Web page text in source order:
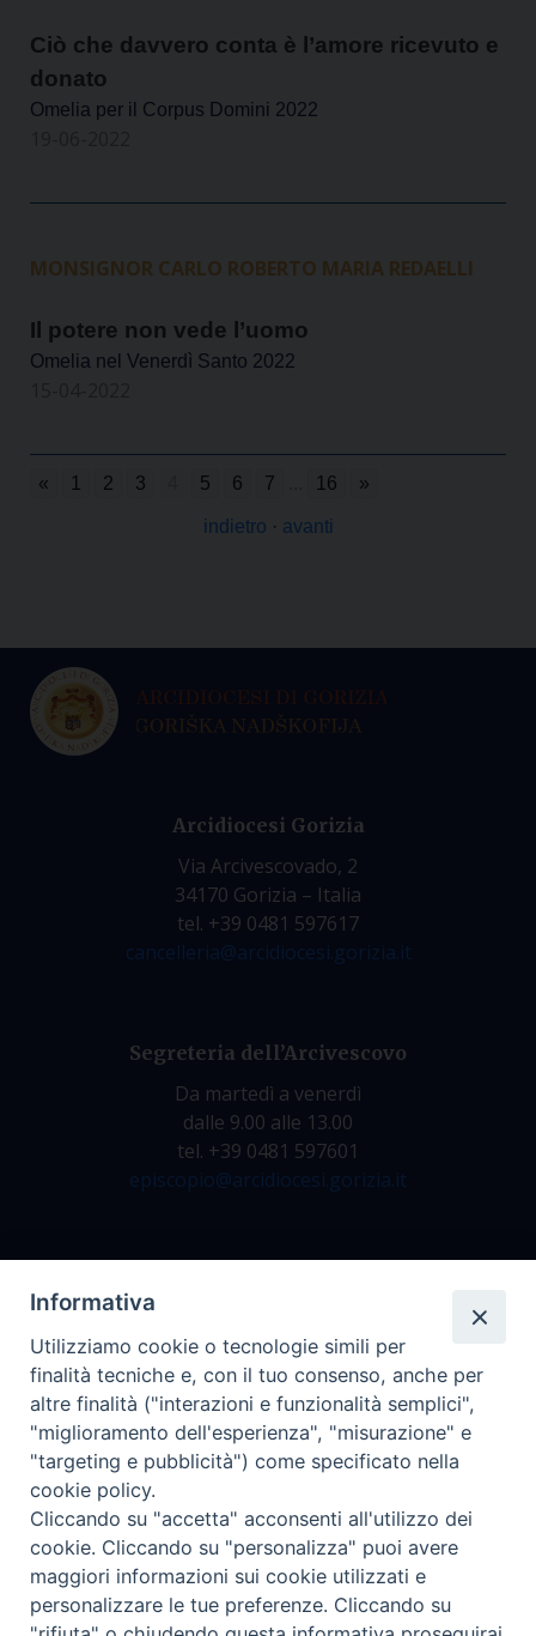
Ciò che davvero conta è l’amore ricevuto e
donato
Omelia per il Corpus Domini 2022
MONSIGNOR CARLO ROBERTO MARIA REDAELLI
Il potere non vede l’uomo
Omelia nel Venerdì Santo 2022
« 1 2 3 5 6 7 16 »
indietro · avanti
Arcidiocesi Gorizia
Via Arcivescovado, 2
34170 Gorizia – Italia
tel. +39 0481 597617
cancelleria@arcidiocesi.gorizia.it
Segreteria dell’Arcivescovo
Da martedì a venerdì
dalle 9.00 alle 13.00
tel. +39 0481 597601
episcopio@arcidiocesi.gorizia.it
dalle 9.00 alle 12.30
tel. +39 0481 597628
archivio@arcidiocesi.gorizia.it
Ufficio Comunicazioni Sociali
tel. +39 0481 531663
ucs@arcidiocesi.gorizia.it
Informativa
Utilizziamo cookie o tecnologie simili per
finalità tecniche e, con il tuo consenso, anche per
altre finalità ("interazioni e funzionalità semplici",
"miglioramento dell'esperienza", "misurazione" e
"targeting e pubblicità") come specificato nella
cookie policy.
Cliccando su "accetta" acconsenti all'utilizzo dei
cookie. Cliccando su "personalizza" puoi avere
maggiori informazioni sui cookie utilizzati e
personalizzare le tue preferenze. Cliccando su